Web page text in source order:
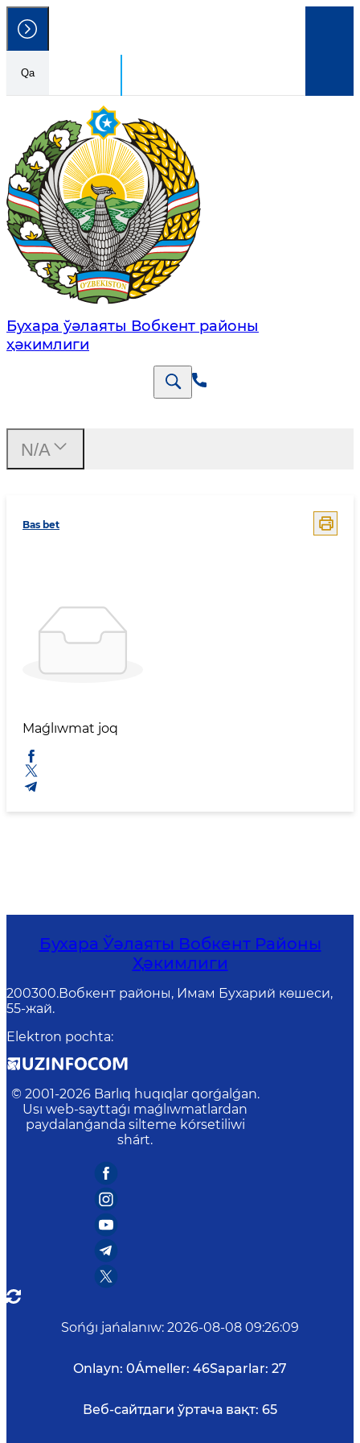
Qa
Ózbekstan Respublikası
Húkimetlik portalı
Бухара ўәлаяты Вобкент районы
ҳәкимлиги
Bas bet
Maǵlıwmat joq
N/A
Бухара Ўәлаяты Вобкент Районы
Ҳәкимлиги
200300.Вобкент районы, Имам Бухарий көшеси,
55-жай.
Elektron pochta:
© 2001-2026 Barlıq huqıqlar qorǵalǵan.
Usı web-sayttaǵı maǵlıwmatlardan
paydalanǵanda silteme kórsetiliwi
shárt.
Sońǵı jańalanıw: 2026-08-08 09:26:09
Onlayn: 0Ámeller: 46Saparlar: 27
Веб-сайтдаги ўртача вақт: 65